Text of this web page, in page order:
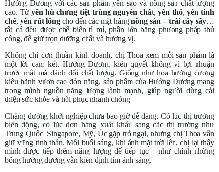
Hướng Dương với các sản phẩm yến sào và nông sản chất lượng
cao. Từyến hũ chưng tiệt trùng nguyên chất,yến thô,yến tinh
chế, yến rút lông cho đến các mặt hàng nông sản – trái cây sấy…
tất cả đều được chế biến tỉ mỉ, phần lớn bằng phương pháp thủ
công, để giữ trọn dưỡng chất và hương vị.
Không chỉ đơn thuần kinh doanh, chị Thoa xem mỗi sản phẩm là
một lời cam kết. Hướng Dương kiên quyết không vì lợi nhuận
trước mắt mà đánh đổi chất lượng. Giống như hoa hướng dương
kiêu hãnh vươn cao đón nắng, sản phẩm của Hướng Dương mang
trong mình nguồn năng lượng lành mạnh, giúp người dùng cải
thiện sức khỏe và hồi phục nhanh chóng.
Chặng đường khởi nghiệp chưa bao giờ dễ dàng. Có lúc thị trường
biến động, có lúc đơn hàng xuất khẩu sang các thị trường như
Trung Quốc, Singapore, Mỹ, Úc gặp trở ngại, nhưng chị Thoa vẫn
giữ vững tinh thần. Mỗi buổi sáng, khi ánh mặt trời lên, chị lại thấy
mình được tiếp thêm năng lượng để tiếp tục – như chính những
bông hướng dương vẫn kiên định tìm ánh sáng.